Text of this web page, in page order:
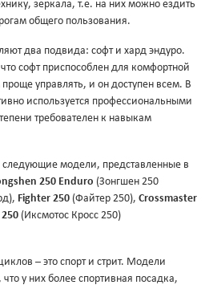
зеркала, т.е. на них можно ездить
общего пользования.
два подвида: софт и хард эндуро.
софт приспособлен для комфортной
управлять, и он доступен всем. В
используется профессиональными
требователен к навыкам
следующие модели, представленные в
250 Enduro (Зонгшен 250
Fighter 250 (Файтер 250), Crossmaster
(Иксмотос Кросс 250)
– это спорт и стрит. Модели
что у них более спортивная посадка,